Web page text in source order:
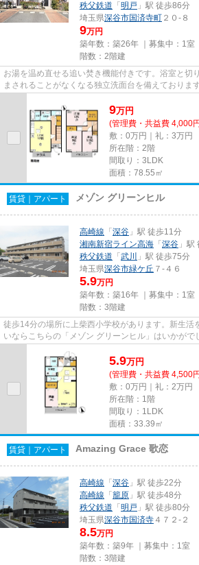
秩父鉄道 「明戸 」駅 徒歩86分
埼玉県深谷市国済寺町 ２０-８
9万円
築年数：築26年 ｜募集中： 1室
階数：2階建
お湯を温め直せる追い焚き機能付きです。浴室と切
まされることがなくなる独立洗面台を備えておりま
玄関を開けずに顔を確認でき...
9万円
(管理費・共益費 4,000
敷：0万円｜礼：3万円
所在階：2階
間取り：3LDK
面積：78.55㎡
賃貸｜アパート メゾン グリーンヒル
高崎線 「深谷 」駅 徒歩11分
湘南新宿ライン高海 「深谷 」駅
秩父鉄道 「武川
」駅 徒歩75分
埼玉県深谷市緑ケ丘 ７-４６
5.9万円
築年数：築16年 ｜募集中： 1室
階数：3階建
徒歩14分の場所に上柴西小学校があります。新生活
いならこちらの「メゾン グリーンヒル」はいかがで
種多様な賃貸情報を取り扱っ...
5.9万円
(管理費・共益費 4,500
敷：0万円｜礼：2万円
所在階：1階
間取り：1LDK
面積：33.39㎡
賃貸｜アパート Amazing Grace 歌恋
高崎線 「深谷 」駅 徒歩22分
高崎線 「籠原 」駅 徒歩48分
秩父鉄道 「明戸 」駅 徒歩80分
埼玉県深谷市国済寺 ４７２-２
8.5万円
築年数：築9年 ｜募集中： 1室
階数：3階建